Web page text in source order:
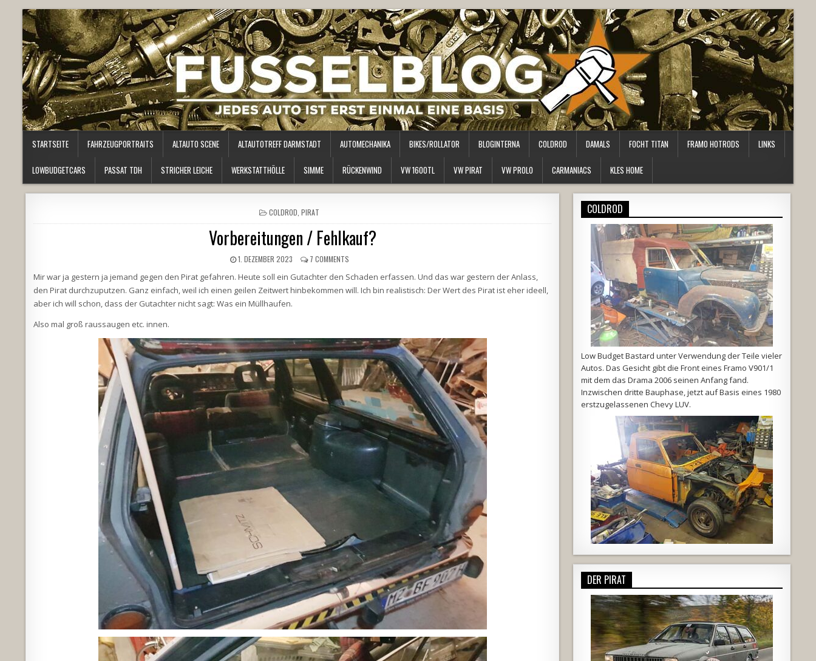
STARTSEITE FAHRZEUGPORTRAITS ALTAUTO SCENE ALTAUTOTREFF DARMSTADT AUTOMECHANIKA BIKES/ROLLATOR BLOGINTERNA COLDROD DAMALS FOCHT TITAN FRAMO HOTRODS LINKS
LOWBUDGETCARS PASSAT TDH STRICHER LEICHE WERKSTATTHÖLLE SIMME RÜCKENWIND VW 1600TL VW PIRAT VW PROLO CARMANIACS KLES HOME
POSTED
IN
COLDROD PIRAT
Vorbereitungen / Fehlkauf?
1. DEZEMBER 2023 7 COMMENTS
Mir war ja gestern ja jemand gegen den Pirat gefahren. Heute soll ein Gutachter den Schaden erfassen. Und das war gestern der Anlass,
den Pirat durchzuputzen. Ganz einfach, weil ich einen geilen Zeitwert hinbekommen will. Ich bin realistisch: Der Wert des Pirat ist eher ideell,
aber ich will schon, dass der Gutachter nicht sagt: Was ein Müllhaufen.
Also mal groß raussaugen etc. innen.
COLDROD
Low Budget Bastard unter Verwendung der Teile vieler
Autos. Das Gesicht gibt die Front eines Framo V901/1
mit dem das Drama 2006 seinen Anfang fand.
Inzwischen dritte Bauphase, jetzt auf Basis eines 1980
erstzugelassenen Chevy LUV.
DER PIRAT